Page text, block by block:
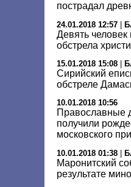
пострадал
24.01.2018 12:57 |
Девять человек
обстрела
15.01.2018 15:08
Сирийский
обстреле
10.01.2018 10:56
Православные
получили
московского
10.01.2018 01:38 |
Маронитский
результате